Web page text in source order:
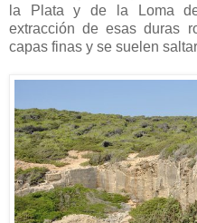
la Plata y de la Loma
extracción de esas duras
capas finas y se suelen